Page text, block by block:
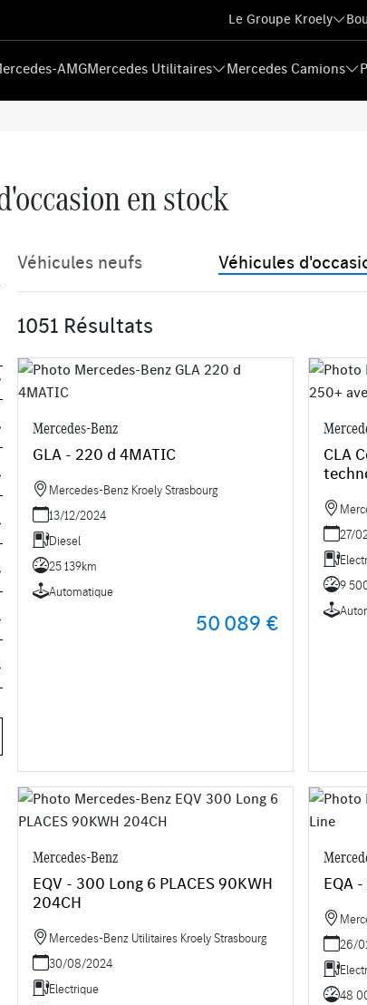
Le Groupe Kroely
AMGMercedes Utilitaires Mercedes Camions
en stock
Véhicules neufs Véhicules
1051 Résultats
Mercedes-Benz
GLA - 220 d 4MATIC
Mercedes-Benz Kroely Strasbourg
13/12/2024
Diesel
25 139km
Automatique
50 089 €
CLA
27/
9
Mercedes-Benz
EQV - 300 Long 6 PLACES 90KWH
204CH
Mercedes-Benz Utilitaires Kroely Strasbourg
30/08/2024
Electrique
EQA
26/
48